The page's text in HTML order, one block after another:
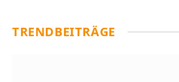
TRENDBEITRÄGE